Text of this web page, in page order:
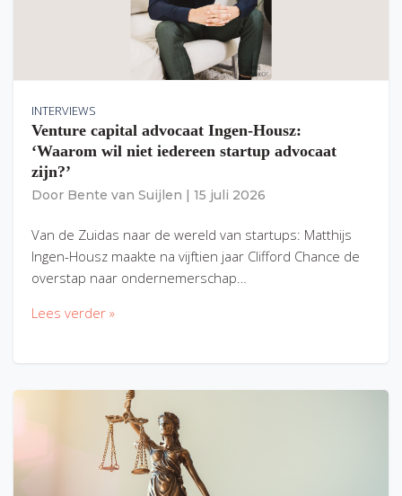
INTERVIEWS
Venture capital advocaat Ingen-Housz:
‘Waarom wil niet iedereen startup advocaat
zijn?’
Door Bente van Suijlen 15 juli 2026
Van de Zuidas naar de wereld van startups: Matthijs
Ingen-Housz maakte na vijftien jaar Clifford Chance de
overstap naar ondernemerschap…
Lees verder »